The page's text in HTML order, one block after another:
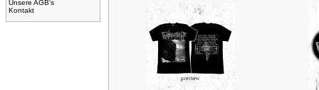
Unsere AGB's
Kontakt